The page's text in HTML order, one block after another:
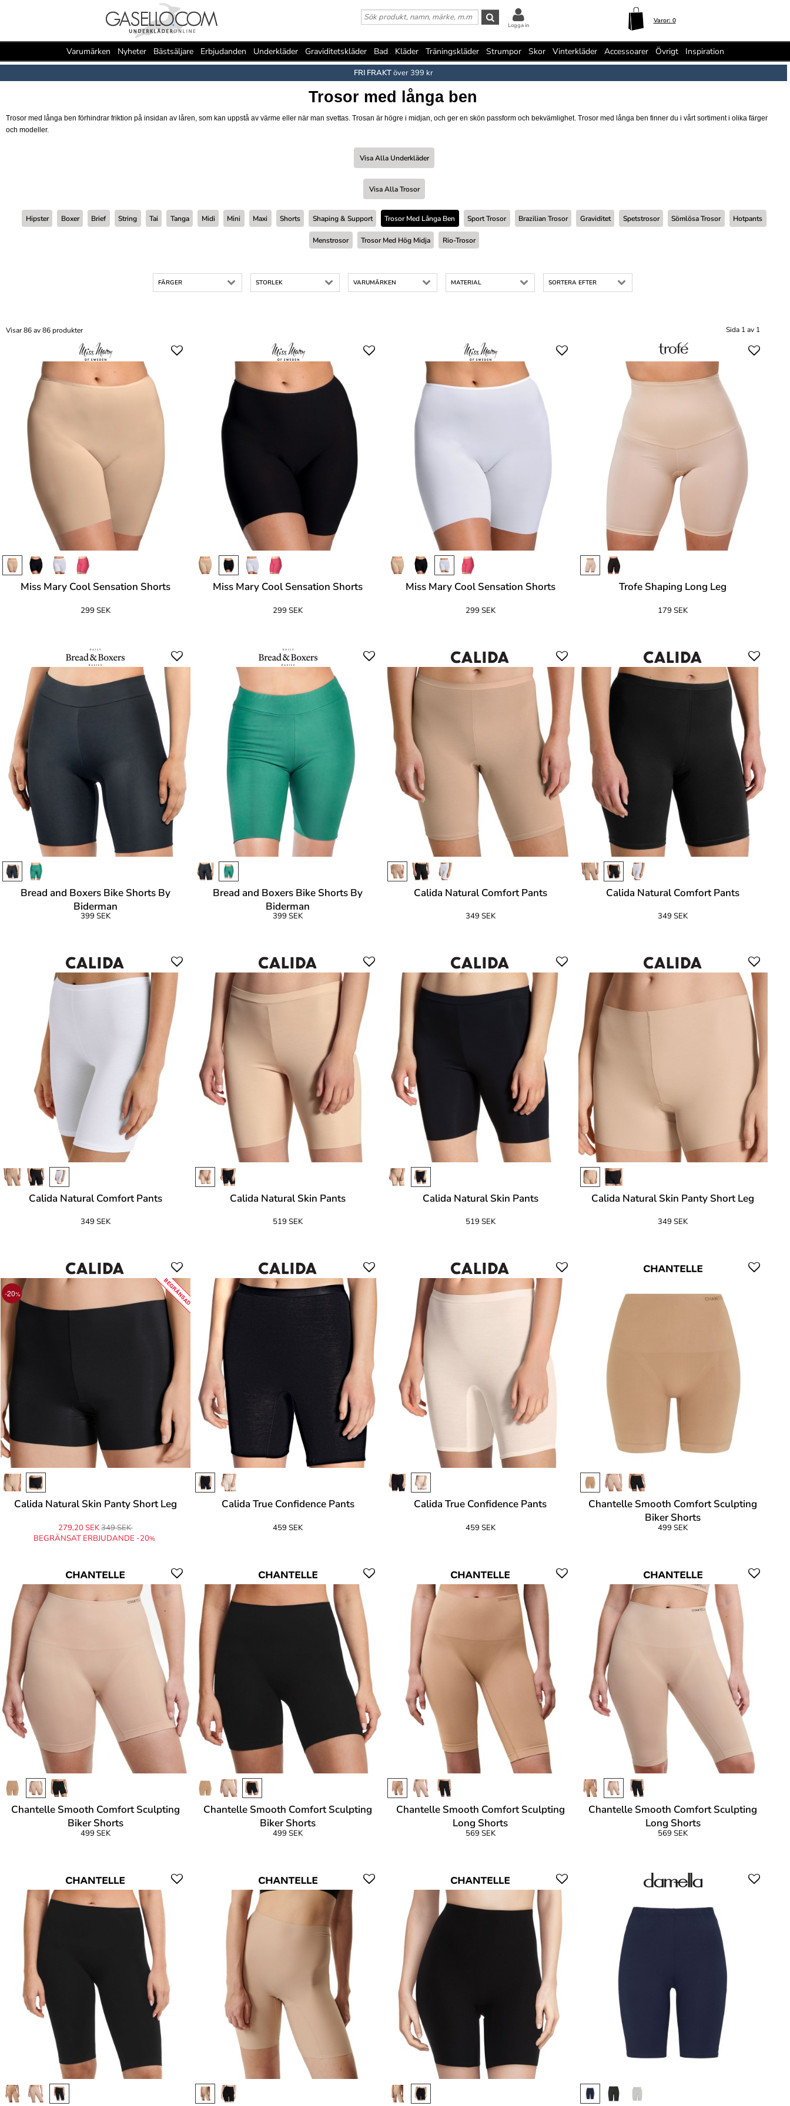
Varor: 0
Logga in
Varumärken Nyheter Bästsäljare Erbjudanden Underkläder Graviditetskläder Bad Kläder Träningskläder Strumpor Skor Vinterkläder Accessoarer Övrigt Inspiration
FRI FRAKTöver 399 kr
Trosor med långa ben
Trosor med långa ben förhindrar friktion på insidan av låren, som kan uppstå av värme eller när man svettas. Trosan är högre i midjan, och ger en skön passform och bekvämlighet. Trosor med långa ben finner du i vårt sortiment i olika färger
och modeller.
Visa Alla Underkläder
Visa Alla Trosor
Hipster Boxer Brief String Tai Tanga Midi Mini Maxi Shorts Shaping & Support Trosor Med Långa Ben Sport Trosor Brazilian Trosor Graviditet Spetstrosor Sömlösa Trosor Hotpants
Menstrosor Trosor Med Hög Midja Rio-Trosor
FÄRGER STORLEK VARUMÄRKEN MATERIAL SORTERA EFTER
Sida 1 av 1
Visar 86 av 86 produkter
Miss Mary Cool Sensation Shorts
299 SEK
Miss Mary Cool Sensation Shorts
299 SEK
Miss Mary Cool Sensation Shorts
299 SEK
Trofe Shaping Long Leg
179 SEK
Bread and Boxers Bike Shorts By
Biderman
399 SEK
Bread and Boxers Bike Shorts By
Biderman
399 SEK
Calida Natural Comfort Pants
349 SEK
Calida Natural Comfort Pants
349 SEK
Calida Natural Comfort Pants
349 SEK
Calida Natural Skin Pants
519 SEK
Calida Natural Skin Pants
519 SEK
Calida Natural Skin Panty Short Leg
349 SEK
-20% BEGRÄNSAD
Calida Natural Skin Panty Short Leg
279,20 SEK349 SEK
BEGRÄNSAT ERBJUDANDE -20%
Calida True Confidence Pants
459 SEK
Calida True Confidence Pants
459 SEK
Chantelle Smooth Comfort Sculpting
Biker Shorts
499 SEK
Chantelle Smooth Comfort Sculpting
Biker Shorts
499 SEK
Chantelle Smooth Comfort Sculpting
Biker Shorts
499 SEK
Chantelle Smooth Comfort Sculpting
Long Shorts
569 SEK
Chantelle Smooth Comfort Sculpting
Long Shorts
569 SEK